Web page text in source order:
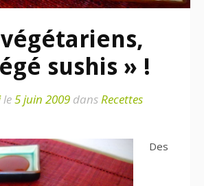
sushis » !
le5 juin 2009 dansRecettes
Des